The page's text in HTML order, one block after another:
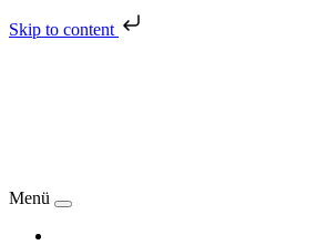
Skip to content
Menü